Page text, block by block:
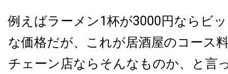
例えばラーメン1杯が3000円ならビ
な価格だが、これが居酒屋のコース
チェーン店ならそんなものか、と言